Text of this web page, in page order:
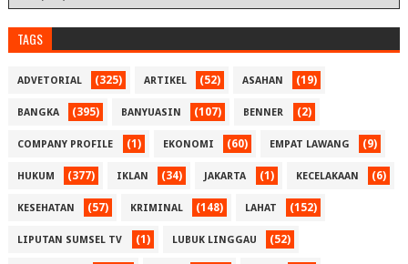
TAGS
ADVETORIAL (325) ARTIKEL (52) ASAHAN (19)
BANGKA (395) BANYUASIN (107) BENNER (2)
COMPANY PROFILE (1) EKONOMI (60) EMPAT LAWANG (9)
HUKUM (377) IKLAN (34) JAKARTA (1) KECELAKAAN (6)
KESEHATAN (57) KRIMINAL (148) LAHAT (152)
LIPUTAN SUMSEL TV (1) LUBUK LINGGAU (52)